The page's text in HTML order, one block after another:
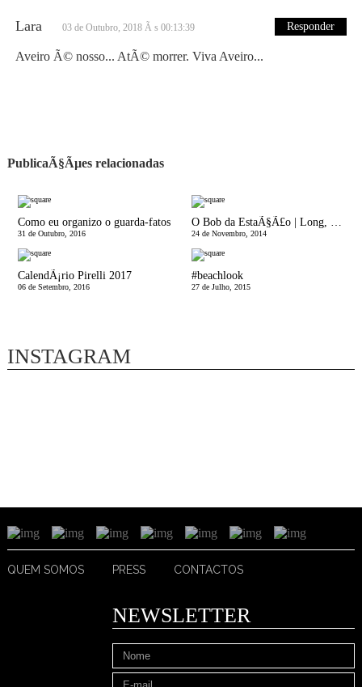
Lara 03 de Outubro, 2018 Ã s 00:13:39 Responder
Aveiro Ã© nosso... AtÃ© morrer. Viva Aveiro...
PublicaÃ§Ãµes relacionadas
Como eu organizo o guarda-fatos
31 de Outubro, 2016 24 de Novembro, 2014
CalendÃ¡rio Pirelli 2017
06 de Setembro, 2016
#beachlook
27 de Julho, 2015
INSTAGRAM
QUEM SOMOS PRESS CONTACTOS
NEWSLETTER